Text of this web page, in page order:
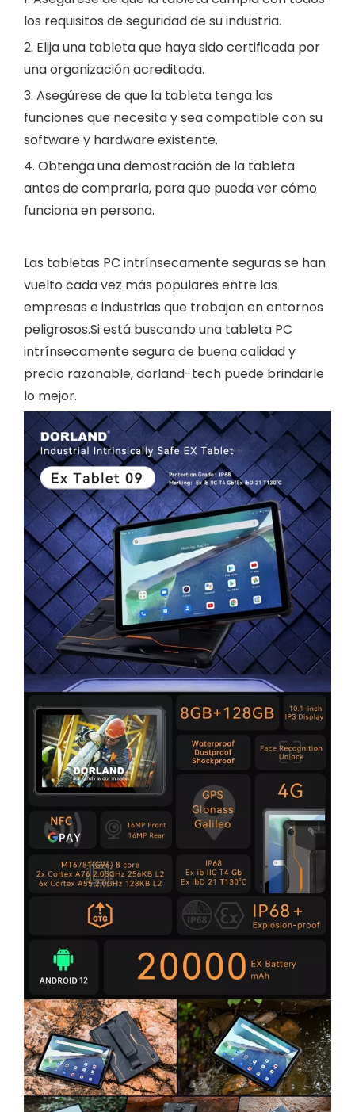
los requisitos de seguridad de su industria.
2. Elija una tableta que haya sido certificada por
una organización acreditada.
3. Asegúrese de que la tableta tenga las
funciones que necesita y sea compatible con su
software y hardware existente.
4. Obtenga una demostración de la tableta
antes de comprarla, para que pueda ver cómo
funciona en persona.
Las tabletas PC intrínsecamente seguras se han
vuelto cada vez más populares entre las
empresas e industrias que trabajan en entornos
peligrosos.Si está buscando una tableta PC
intrínsecamente segura de buena calidad y
precio razonable, dorland-tech puede brindarle
lo mejor.